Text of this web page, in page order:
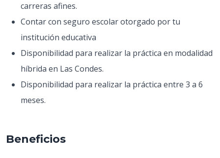
carreras afines.
Contar con seguro escolar otorgado por tu
institución educativa
Disponibilidad para realizar la práctica en modalidad
híbrida en Las Condes.
Disponibilidad para realizar la práctica entre 3 a 6
meses.
Beneficios